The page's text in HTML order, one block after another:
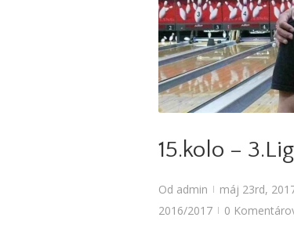
Aktuality
15.kolo –
Od admin | máj 23rd,
2016/2017 | 0